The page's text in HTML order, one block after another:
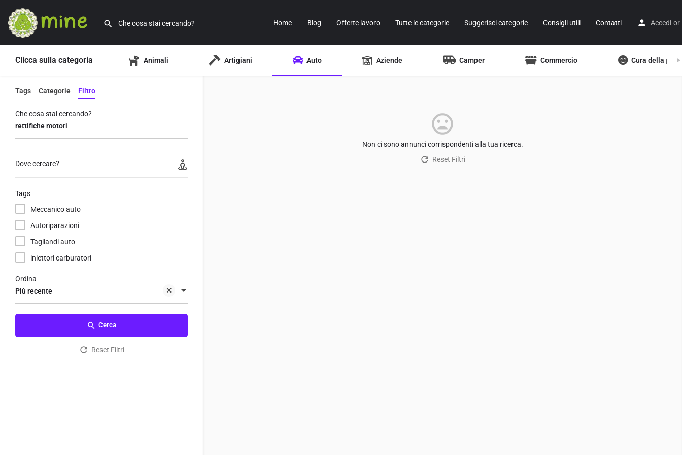
Home Blog Offerte lavoro Tutte le categorie Suggerisci categorie Consigli utili Contatti Accedi or
Clicca sulla categoria Animali Artigiani Auto Aziende Camper Commercio Cura della
Tags Categorie Filtro
Che cosa stai cercando?
Dove cercare?
Tags
Meccanico auto
Autoriparazioni
Tagliandi auto
iniettori carburatori
Più recente
Ordina
Cerca
Reset Filtri
Non ci sono annunci corrispondenti alla tua ricerca.
Reset Filtri